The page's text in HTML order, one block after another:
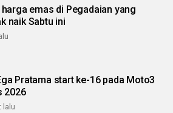
emas di Pegadaian yang
naik Sabtu ini
Pratama start ke-16 pada Moto3
2026
lalu